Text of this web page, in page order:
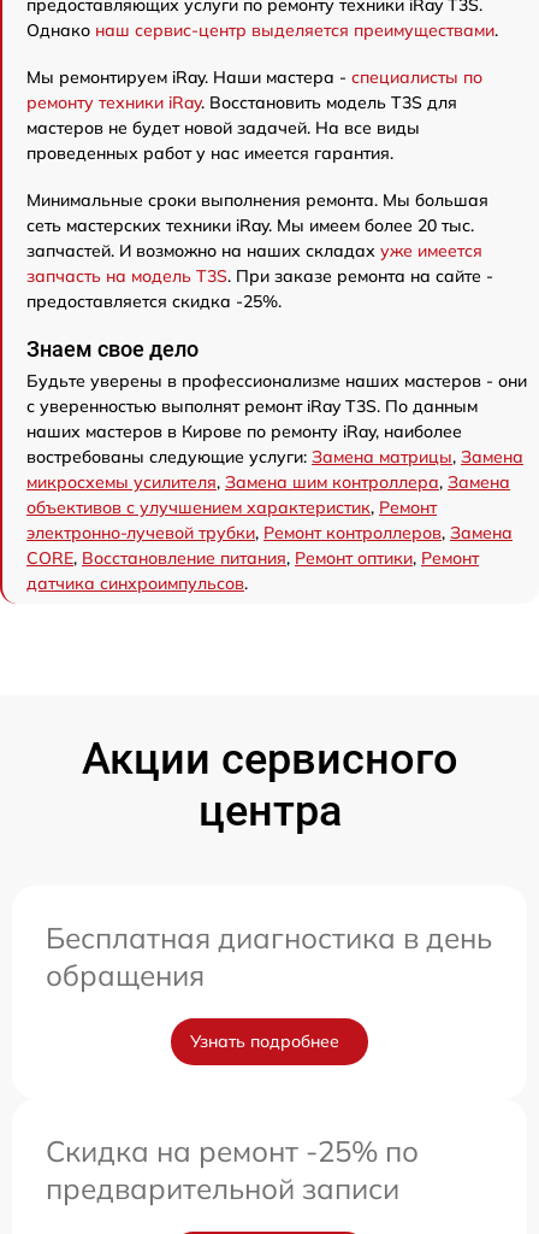
Однако наш сервис-центр выделяется преимуществами.
Мы ремонтируем iRay. Наши мастера - специалисты по
ремонту техники iRay. Восстановить модель T3S для
мастеров не будет новой задачей. На все виды
проведенных работ у нас имеется гарантия.
Минимальные сроки выполнения ремонта. Мы большая
сеть мастерских техники iRay. Мы имеем более 20 тыс.
запчастей. И возможно на наших складах уже имеется
запчасть на модель T3S. При заказе ремонта на сайте -
предоставляется скидка -25%.
Знаем свое дело
Будьте уверены в профессионализме наших мастеров - они
с уверенностью выполнят ремонт iRay T3S. По данным
наших мастеров в Кирове по ремонту iRay, наиболее
востребованы следующие услуги: Замена матрицы, Замена
микросхемы усилителя, Замена шим контроллера, Замена
объективов с улучшением характеристик, Ремонт
электронно-лучевой трубки, Ремонт контроллеров, Замена
CORE, Восстановление питания, Ремонт оптики, Ремонт
датчика синхроимпульсов.
Акции сервисного
центра
Бесплатная диагностика в день
обращения
Узнать подробнее
Скидка на ремонт -25% по
предварительной записи